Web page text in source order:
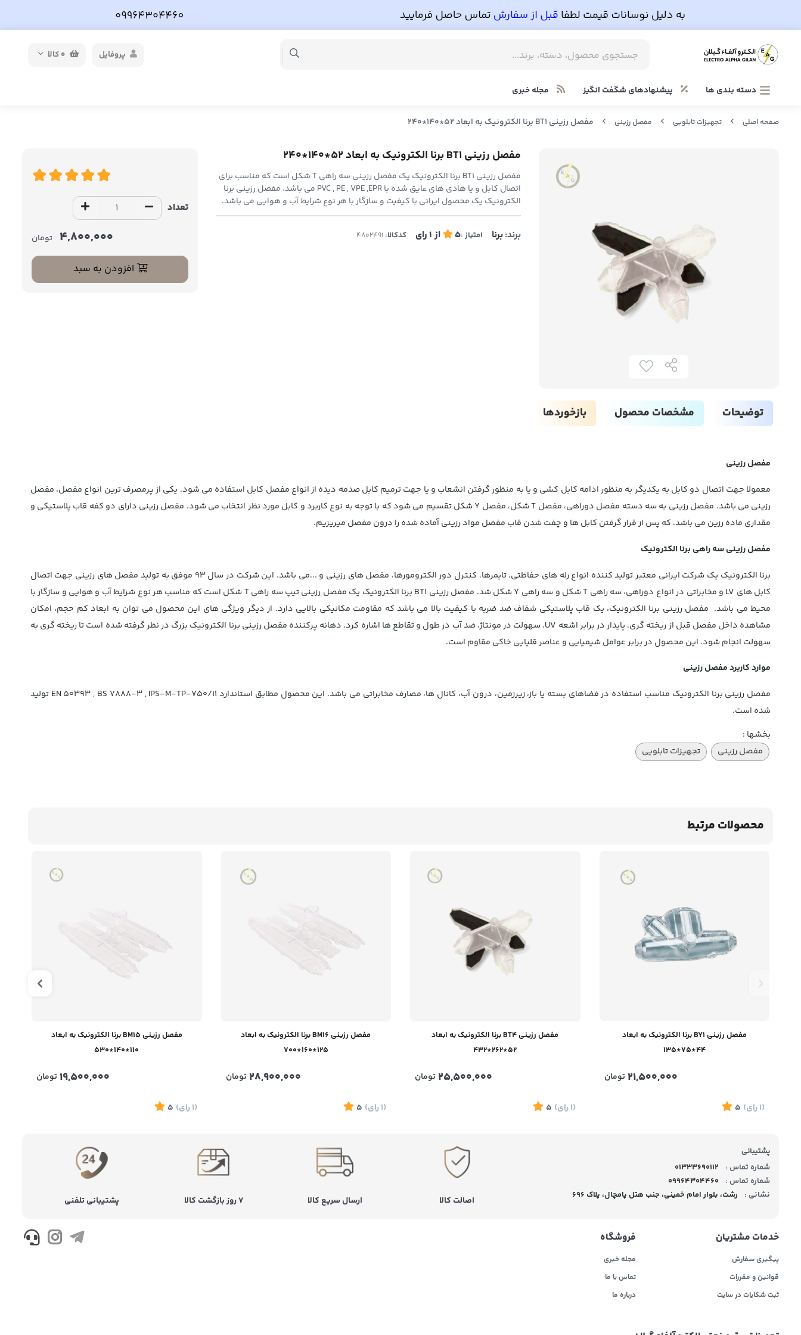
0کالا پروفایل
دسته بندی ها پیشنهادهای شگفت انگیز مجله خبری
صفحه اصلی تجهیزات تابلویی مفصل رزینی مفصل رزینی BT1 برنا الکترونیک به ابعاد 52*140*240
مفصل رزینی BT1 برنا الکترونیک به ابعاد 52*140*240
مفصل رزینی BT1 برنا الکترونیک یک مفصل رزینی سه راهی T شکل است که مناسب برای
اتصال کابل و یا هادی های عایق شده با PVC , PE , VPE ,EPR می باشد. مفصل رزینی برنا
الکترونیک یک محصول ایرانی با کیفیت و سازگار با هر نوع شرایط آب و هوایی می باشد.
برند:برنا امتیاز :5 از 1رای کدکالا:
تعداد
4,800,000 تومان
افزودن به سبد
توضیحات مشخصات محصول بازخوردها
مفصل رزینی
معمولا جهت اتصال دو کابل به یکدیگر به منظور ادامه کابل کشی و یا به منظور گرفتن انشعاب و یا جهت ترمیم کابل صدمه دیده از انواع مفصل کابل استفاده می شود. یکی از پرمصرف ترین انواع مفصل، مفصل
رزینی می باشد. مفصل رزینی به سه دسته مفصل دوراهی، مفصل T شکل، مفصل Y شکل تقسیم می شود که با توجه به نوع کاربرد و کابل مورد نظر انتخاب می شود. مفصل رزینی دارای دو کفه قاب پلاستیکی و
مقداری ماده رزین می باشد. که پس از قرار گرفتن کابل ها و چفت شدن قاب مفصل مواد رزینی آماده شده را درون مفصل میریزیم.
مفصل رزینی سه راهی برنا الکترونیک
برنا الکترونیک یک شرکت ایرانی معتبر تولید کننده انواع رله های حفاظتی، تایمرها، کنترل دور الکترومورها، مفصل های رزینی و ...می باشد. این شرکت در سال 93 موفق به تولید مفصل های رزینی جهت اتصال
کابل های LV و مخابراتی در انواع دوراهی، سه راهی T شکل و سه راهی Y شکل شد. مفصل رزینی BT1 برنا الکترونیک یک مفصل رزینی تیپ سه راهی T شکل است که مناسب هر نوع شرایط آب و هوایی و سازگار با
محیط می باشد. مفصل رزینی برنا الکترونیک، یک قاب پلاستیکی شفاف ضد ضربه با کیفیت بالا می باشد که مقاومت مکانیکی بالایی دارد. از دیگر ویژگی های این محصول می توان به ابعاد کم حجم، امکان
مشاهده داخل مفصل قبل از ریخته گری، پایدار در برابر اشعه UV، سهولت در مونتاژ، ضد آب در طول و تقاطع ها اشاره کرد. دهانه پرکننده مفصل رزینی برنا الکترونیک بزرگ در نظر گرفته شده است تا ریخته گری به
سهولت انجام شود. این محصول در برابر عوامل شیمیایی و عناصر قلیایی خاکی مقاوم است.
موارد کاربرد مفصل رزینی
مفصل رزینی برنا الکترونیک مناسب استفاده در فضاهای بسته یا باز، زیرزمین، درون آب، کانال ها، مصارف مخابراتی می باشد. این محصول مطابق استاندارد EN 50393 , BS 7888-3 , IPS-M-TP-750/11 تولید
شده است.
بخشها :
مفصل رزینی
تجهیزات تابلویی
محصولات مرتبط
مفصل رزینی BY1 برنا الکترونیک به ابعاد
44*75*135
21,500,000 تومان
(1 رای)
5
مفصل رزینی BT4 برنا الکترونیک به ابعاد
52*262*432
25,500,000تومان
(1 رای)
5
مفصل رزینی BM16 برنا الکترونیک به ابعاد
125*160*700
28,900,000 تومان
(1 رای)
5
مفصل رزینی BM15 برنا الکترونیک به ابعاد
110*140*530
19,500,000تومان
(1 رای)
5
پشتیبانی
شماره تماس :
01333690112
شماره تماس :
09964304460
نشانی :
رشت، بلوار امام خمینی، جنب هتل پامچال، پلاک 696 اصالت کالا ارسال سریع کالا ۷ روز بازگشت کالا پشتیبانی تلفنی
خدمات مشتریان
پیگیری سفارش
قوانین و مقررات
ثبت شکایات در سایت
فروشگاه
مجله خبری
تماس با ما
درباره ما